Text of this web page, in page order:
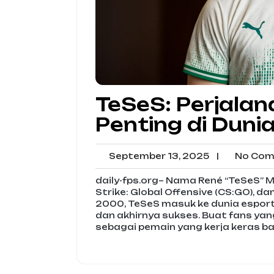
TeSeS:
Penting di
September 13, 2025September
13,
2025
| No
daily-fps.org– Nama René
Strike: Global Offensive (CS:GO),
2000, TeSeS masuk ke dunia
dan akhirnya sukses. Buat fans
sebagai pemain yang kerja keras